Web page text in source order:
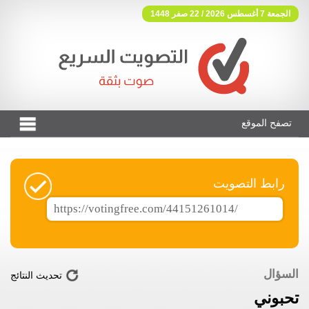
الجمعة 7 أغسطس 2026 / 22 صفر 1448
فوتنج فري موقع تصويت مجاني
تصفح الموقع
رابط التصويت
السؤال
تحبوني
تحديث النتائج